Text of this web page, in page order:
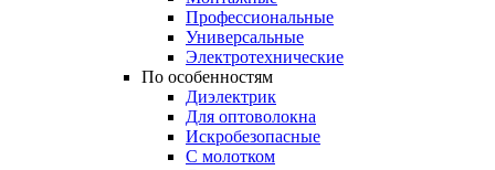
Профессиональные
Универсальные
Электротехнические
По особенностям
Диэлектрик
Для оптоволокна
Искробезопасные
С молотком